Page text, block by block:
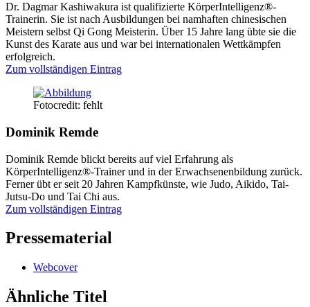
Dr. Dagmar Kashiwakura ist qualifizierte KörperIntelligenz®-
Trainerin. Sie ist nach Ausbildungen bei namhaften chinesischen
Meistern selbst Qi Gong Meisterin. Über 15 Jahre lang übte sie die
Kunst des Karate aus und war bei internationalen Wettkämpfen
erfolgreich.
Zum vollständigen Eintrag
Fotocredit: fehlt
Dominik Remde
Dominik Remde blickt bereits auf viel Erfahrung als
KörperIntelligenz®-Trainer und in der Erwachsenenbildung zurück.
Ferner übt er seit 20 Jahren Kampfkünste, wie Judo, Aikido, Tai-
Jutsu-Do und Tai Chi aus.
Zum vollständigen Eintrag
Pressematerial
Webcover
Ähnliche Titel